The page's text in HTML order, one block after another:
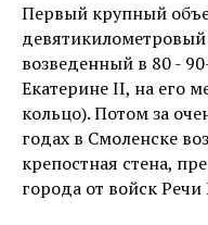
Первый крупный
возведенный в 80 -
Екатерине II, на его
кольцо). Потом за
годах в Смоленске
крепостная стена,
города от войск